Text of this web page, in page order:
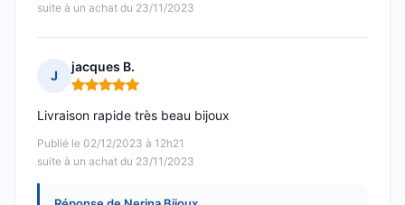
suite à un achat du 23/11/2023
J
jacques B.
Note : 5 sur 5
Publié le 02/12/2023 à 12h21
suite à un achat du 23/11/2023
Livraison rapide très beau bijoux